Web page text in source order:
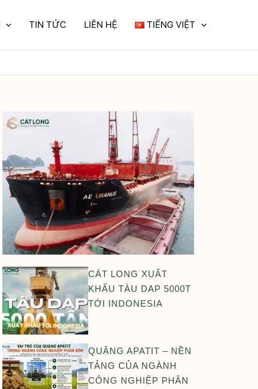
TIN TỨC LIÊN HỆ TIẾNG VIỆT
CÁT LONG XUẤT
KHẨU TÀU DAP 5000T
TỚI INDONESIA
QUẶNG APATIT – NỀN
TẢNG CỦA NGÀNH
CÔNG NGHIỆP PHÂN